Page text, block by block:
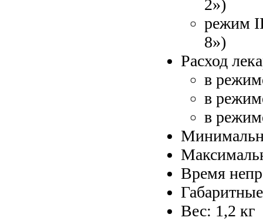
2»)
режим
8»)
Расход
в
в
в
Время
Вес: 1,2 кг